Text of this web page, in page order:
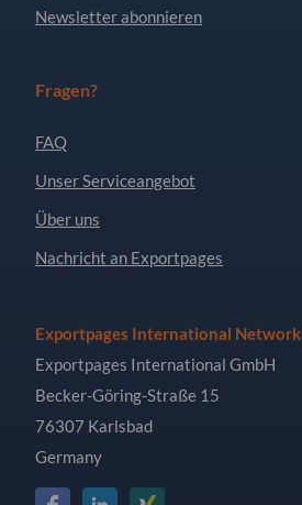
Newsletter abonnieren
Fragen?
FAQ
Unser Serviceangebot
Über uns
Nachricht an Exportpages
Exportpages International Network
Exportpages International GmbH
Becker-Göring-Straße 15
76307 Karlsbad
Germany